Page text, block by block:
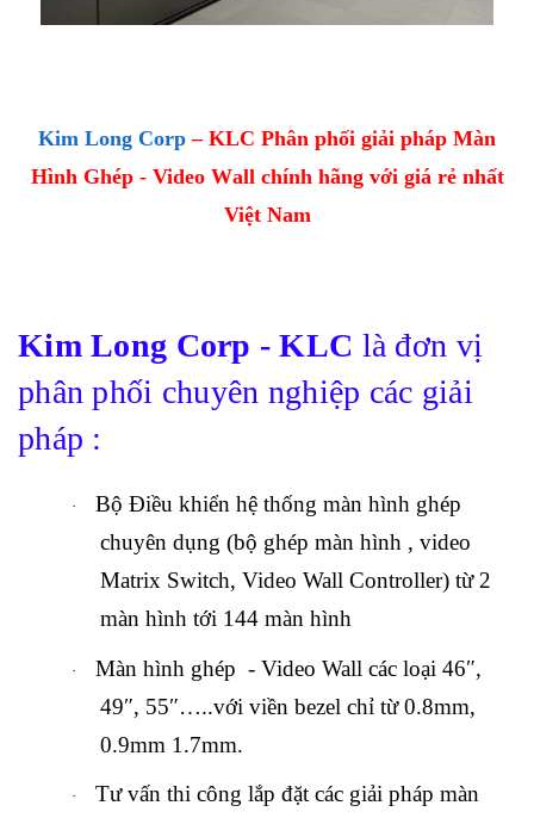
Kim Long Corp – KLC Phân phối giải pháp Màn
Hình Ghép -VideoWall chính hãng với giá rẻ nhất
ViệtNam
Kim Long Corp - KLC là đơn vị
phân phối chuyên nghiệp các giải
pháp :
·
Bộ Điều khiển hệ thống màn hình ghép
chuyên dụng (bộ ghép màn hình , video
Matrix Switch, Video Wall Controller) từ 2
màn hình tới 144 màn hình
· Màn hình ghép - Video Wall các loại 46″,
49″, 55″…..với viền bezel chỉ từ0.8mm,
0.9mm 1.7mm.
·
Tư vấn thi công lắp đặt các giải pháp màn